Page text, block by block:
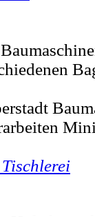
Tischlerei